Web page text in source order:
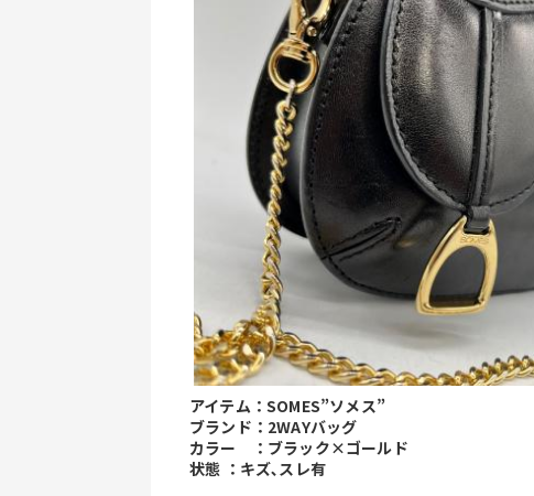
アイテム：SOMES”ソメス”
ブランド：2WAYバッグ
カラー　：ブラック×ゴールド
状態 ：キズ､スレ有